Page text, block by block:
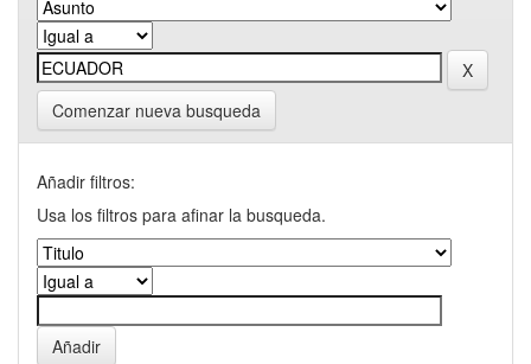
Comenzar nueva busqueda
Añadir filtros:
Usa los filtros para afinar la busqueda.